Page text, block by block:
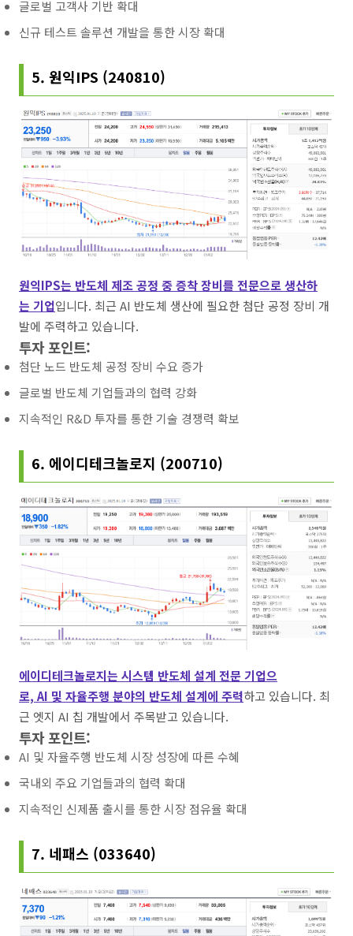
글로벌 고객사 기반 확대
신규 테스트 솔루션 개발을 통한 시장 확대
5. 원익IPS (240810)
원익IPS는 반도체 제조 공정 중 증착 장비를 전문으로 생산하
는 기업입니다. 최근 AI 반도체 생산에 필요한 첨단 공정 장비 개
발에 주력하고 있습니다.
투자 포인트:
첨단 노드 반도체 공정 장비 수요 증가
글로벌 반도체 기업들과의 협력 강화
지속적인 R&D 투자를 통한 기술 경쟁력 확보
6. 에이디테크놀로지 (200710)
에이디테크놀로지는 시스템 반도체 설계 전문 기업으
로, AI 및 자율주행 분야의 반도체 설계에 주력하고 있습니다. 최
근 엣지 AI 칩 개발에서 주목받고 있습니다.
투자 포인트:
AI 및 자율주행 반도체 시장 성장에 따른 수혜
국내외 주요 기업들과의 협력 확대
지속적인 신제품 출시를 통한 시장 점유율 확대
7. 네패스 (033640)